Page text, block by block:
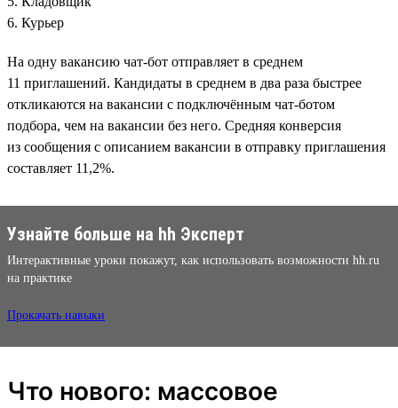
6. Курьер
На одну вакансию чат-бот отправляет в среднем
11 приглашений. Кандидаты в среднем в два раза быстрее
откликаются на вакансии с подключённым чат-ботом
подбора, чем на вакансии без него. Средняя конверсия
из сообщения с описанием вакансии в отправку приглашения
составляет 11,2%.
Узнайте больше на hh Эксперт
Интерактивные уроки покажут, как использовать возможности hh.ru
на практике
Прокачать навыки
Что нового: массовое